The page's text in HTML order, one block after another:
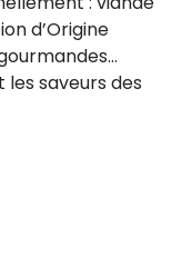
d’Origine
saveurs des